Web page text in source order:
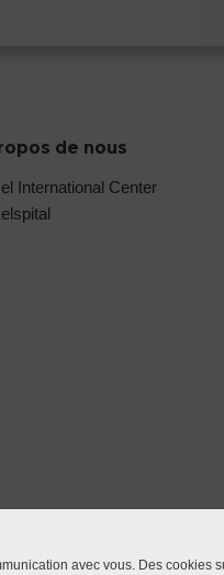
de nous
International Center
avec vous. Des